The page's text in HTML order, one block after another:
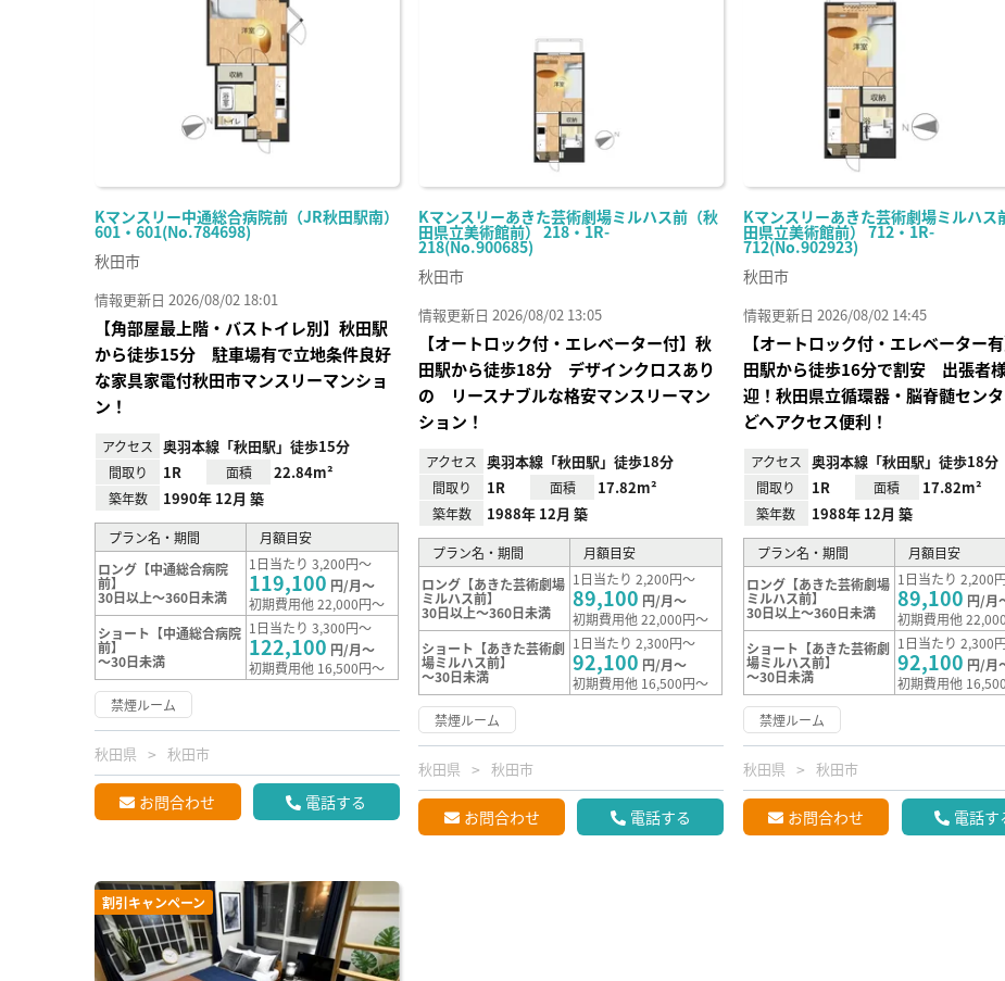
Kマンスリー中通総合病院前（JR秋田駅南）
601・601(No.784698)
秋田市
情報更新日 2026/08/02 18:01
【角部屋最上階・バストイレ別】秋田駅
から徒歩15分 駐車場有で立地条件良好
な家具家電付秋田市マンスリーマンショ
ン！
アクセス 奥羽本線「秋田駅」徒歩15分
間取り 1R 面積 22.84m²
築年数 1990年 12月 築
プラン名・期間
月額目安
ロング【中通総合病院
前】
30日以上～360日未満
1日当たり 3,200円～
119,100 円/月～
初期費用他 22,000円～
ショート【中通総合病院
前】
～30日未満
1日当たり 3,300円～
122,100 円/月～
初期費用他 16,500円～
禁煙ルーム
秋田県 秋田市
お問合わせ 電話する
Kマンスリーあきた芸術劇場ミルハス前（秋
田県立美術館前） 218・1R-
218(No.900685)
秋田市
情報更新日 2026/08/02 13:05
【オートロック付・エレベーター付】秋
田駅から徒歩18分 デザインクロスあり
の リースナブルな格安マンスリーマン
ション！
アクセス 奥羽本線「秋田駅」徒歩18分
間取り 1R 面積 17.82m²
築年数 1988年 12月 築
プラン名・期間
月額目安
ロング【あきた芸術劇場
ミルハス前】
30日以上～360日未満
1日当たり 2,200円～
89,100 円/月～
初期費用他 22,000円～
ショート【あきた芸術劇
場ミルハス前】
～30日未満
1日当たり 2,300円～
92,100 円/月～
初期費用他 16,500円～
禁煙ルーム
秋田県 秋田市
お問合わせ 電話する
Kマンスリーあきた芸術劇場ミルハス
田県立美術館前） 712・1R-
712(No.902923)
秋田市
情報更新日 2026/08/02 14:45
【オートロック付・エレベーター
田駅から徒歩16分で割安 出張者
迎！秋田県立循環器・脳脊髄セン
どへアクセス便利！
アクセス 奥羽本線「秋田駅」徒歩18分
間取り 1R 面積 17.82m²
築年数 1988年 12月 築
プラン名・期間
月額目安
ロング【あきた芸術劇場
ミルハス前】
30日以上～360日未満
1日当たり 2,200
89,100 円/月
初期費用他
ショート【あきた芸術劇
場ミルハス前】
～30日未満
1日当たり 2,300
92,100 円/月
初期費用他
禁煙ルーム
秋田県 秋田市
お問合わせ 電話す
割引キャンペーン